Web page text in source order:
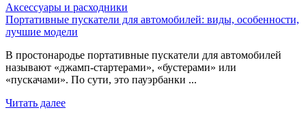
Аксессуары и расходники
Портативные пускатели для автомобилей: виды, особенности,
лучшие модели
В простонародье портативные пускатели для автомобилей
называют «джамп-стартерами», «бустерами» или
«пускачами». По сути, это пауэрбанки ...
Читать далее